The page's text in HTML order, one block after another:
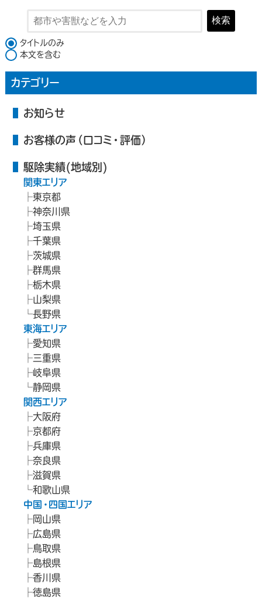
検索
検索対象
タイトルのみ
本文を含む
カテゴリー
お知らせ
お客様の声（口コミ・評価）
駆除実績(地域別)
関東エリア
東京都
神奈川県
埼玉県
千葉県
茨城県
群馬県
栃木県
山梨県
長野県
東海エリア
愛知県
三重県
岐阜県
静岡県
関西エリア
大阪府
京都府
兵庫県
奈良県
滋賀県
和歌山県
中国・四国エリア
岡山県
広島県
鳥取県
島根県
香川県
徳島県